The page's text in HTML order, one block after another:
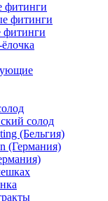
фитинги
фитинги
фитинги
солод
(Бельгия)
(Германия)